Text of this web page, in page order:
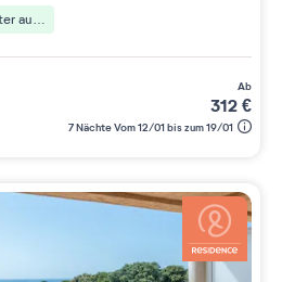
Verantwortungsbewusster aufenthalt
ab
312€
7 Nächte Vom 12/01 bis zum 19/01